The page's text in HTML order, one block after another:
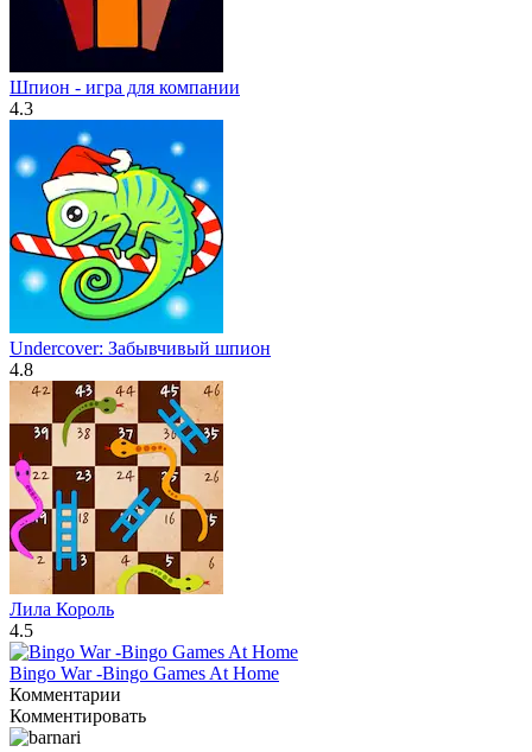
Шпион - игра для компании
4.3
Undercover: Забывчивый шпион
4.8
Лила Король
4.5
Bingo War -Bingo Games At Home
Комментарии
Комментировать